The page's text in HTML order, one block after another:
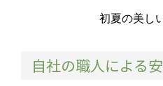
初夏の美し
自社の職人による